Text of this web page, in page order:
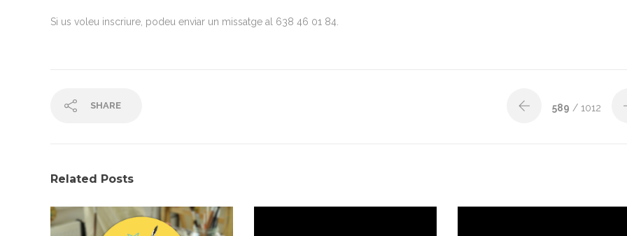
Si us voleu inscriure, podeu enviar un missatge al 638 46 01 84.
SHARE 589 / 1012
Related Posts